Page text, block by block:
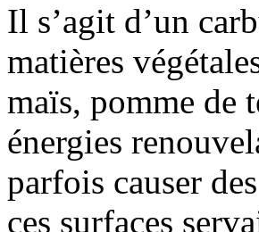
Il s’agit d’un
matières
maïs, pomme de
énergies
parfois causer
ces surfaces